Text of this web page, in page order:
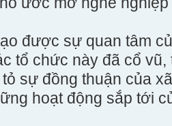
được sự quan tâm
tổ chức này đã cổ
sự đồng thuận của
hoạt động sắp tới